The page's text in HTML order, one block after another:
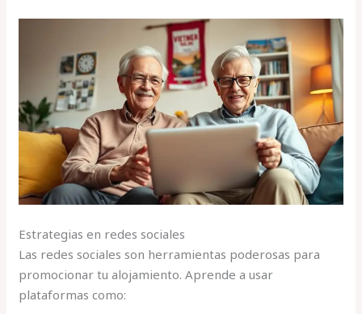
Estrategias en redes sociales
Las redes sociales son herramientas poderosas para
promocionar tu alojamiento. Aprende a usar
plataformas como: